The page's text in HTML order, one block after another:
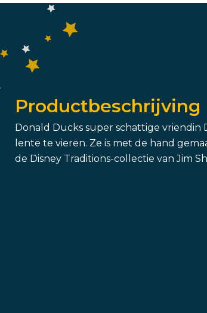
Productbeschrijving
Donald Ducks super schattige vriendin
lente te vieren. Ze is met de hand
de Disney Traditions-collectie van Jim